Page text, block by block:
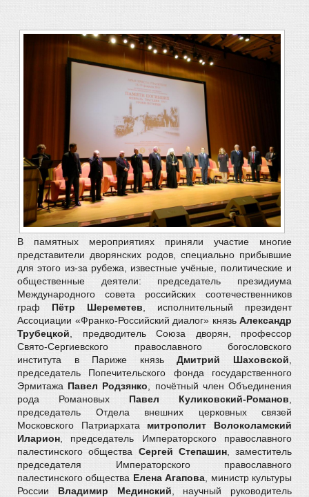
В памятных мероприятиях приняли участие многие
представители дворянских родов, специально прибывшие
для этого из-за рубежа, известные учёные, политические и
общественные деятели: председатель президиума
Международного совета российских соотечественников
граф Пётр Шереметев , исполнительный президент
Ассоциации «Франко-Российский диалог» князь Александр
Трубецкой , предводитель Союза дворян, профессор
Свято-Сергиевского православного богословского
института в Париже князьДмитрий Шаховской
председатель Попечительского фонда государственного
Эрмитажа Павел Родзянко , почётный член Объединения
рода Романовых Павел Куликовский-Романов
председатель Отдела внешних церковных связей
Московского Патриархата митрополит Волоколамский
Иларион , председатель Императорского православного
палестинского общества Сергей Степашин, заместитель
председателя Императорского православного
палестинского общества Елена Агапова , министр культуры
России Владимир Мединский , научный руководитель